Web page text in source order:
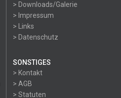
> Downloads/Galerie
> Impressum
> Links
> Datenschutz
SONSTIGES
> Kontakt
> AGB
> Statuten